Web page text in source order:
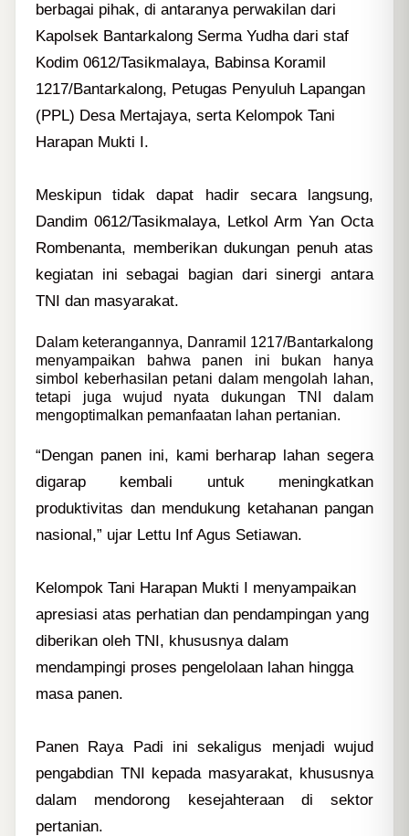
berbagai pihak, di antaranya perwakilan dari
Kapolsek Bantarkalong Serma Yudha dari staf
Kodim 0612/Tasikmalaya, Babinsa Koramil
1217/Bantarkalong, Petugas Penyuluh Lapangan
(PPL) Desa Mertajaya, serta Kelompok Tani
Harapan Mukti I.
Meskipun tidak dapat hadir secara langsung,
Dandim 0612/Tasikmalaya, Letkol Arm Yan Octa
Rombenanta, memberikan dukungan penuh atas
kegiatan ini sebagai bagian dari sinergi antara
TNI dan masyarakat.
Dalam keterangannya, Danramil 1217/Bantarkalong
menyampaikan bahwa panen ini bukan hanya
simbol keberhasilan petani dalam mengolah lahan,
tetapi juga wujud nyata dukungan TNI dalam
mengoptimalkan pemanfaatan lahan pertanian.
“Dengan panen ini, kami berharap lahan segera
digarap kembali untuk meningkatkan
produktivitas dan mendukung ketahanan pangan
nasional,” ujar Lettu Inf Agus Setiawan.
Kelompok Tani Harapan Mukti I menyampaikan
apresiasi atas perhatian dan pendampingan yang
diberikan oleh TNI, khususnya dalam
mendampingi proses pengelolaan lahan hingga
masa panen.
Panen Raya Padi ini sekaligus menjadi wujud
pengabdian TNI kepada masyarakat, khususnya
dalam mendorong kesejahteraan di sektor
pertanian.